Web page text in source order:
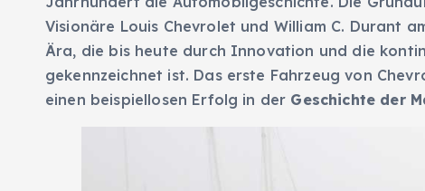
Visionäre Louis Chevrolet und William C. Durant
Ära, die bis heute durch Innovation und die
gekennzeichnet ist. Das erste Fahrzeug von
einen beispiellosen Erfolg in der Geschichte der